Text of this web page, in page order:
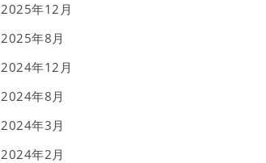
2025年12月
2025年8月
2024年12月
2024年8月
2024年3月
2024年2月